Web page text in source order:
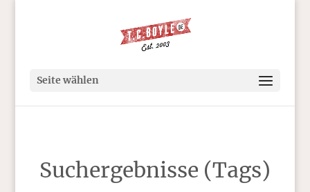
Seite wählen
Suchergebnisse (Tags)